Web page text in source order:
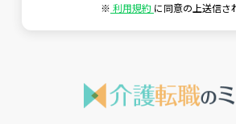
※ 利用規約 に同意の上送信さ